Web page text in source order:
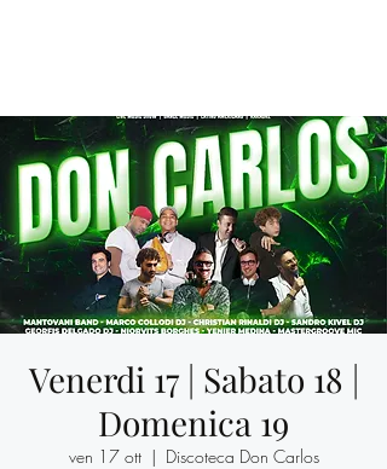
Venerdi 17 | Sabato 18 |
Domenica 19
ven 17 ott
  |
Discoteca Don Carlos